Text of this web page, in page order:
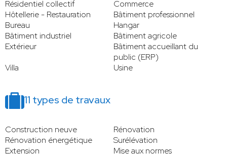
Résidentiel collectif
Commerce
Hôtellerie - Restauration
Bâtiment professionnel
Bureau
Hangar
Bâtiment industriel
Bâtiment agricole
Extérieur
Bâtiment accueillant du
public (ERP)
Villa
Usine
11 types de travaux
Construction neuve
Rénovation
Rénovation énergétique
Surélévation
Extension
Mise aux normes